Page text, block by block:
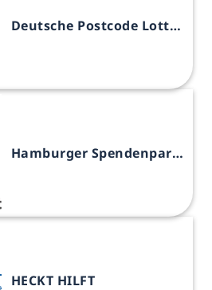
Deutsche Postcode Lotterie
Hamburger Spendenparlament
HECKT HILFT